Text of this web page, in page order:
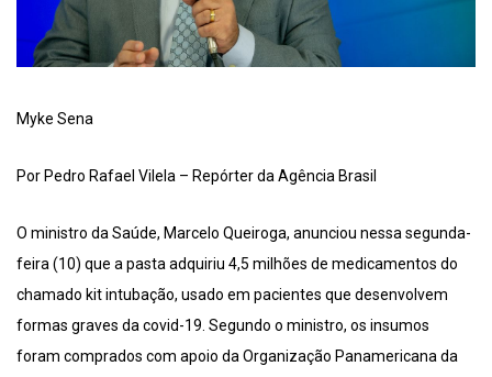
Myke Sena
Por Pedro Rafael Vilela – Repórter da Agência Brasil
O ministro da Saúde, Marcelo Queiroga, anunciou nessa segunda-
feira (10) que a pasta adquiriu 4,5 milhões de medicamentos do
chamado kit intubação, usado em pacientes que desenvolvem
formas graves da covid-19. Segundo o ministro, os insumos
foram comprados com apoio da Organização Panamericana da